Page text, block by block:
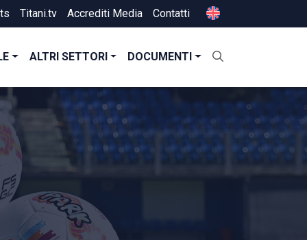
Titani.tv Accrediti Media Contatti
ALTRI SETTORI DOCUMENTI